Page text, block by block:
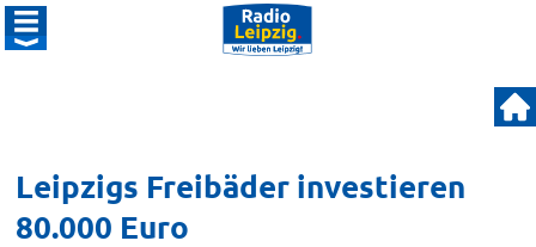
Leipzigs Freibäder investieren
80.000 Euro